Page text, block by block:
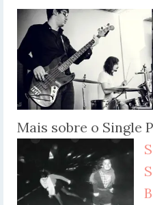
Mais sobre o Single